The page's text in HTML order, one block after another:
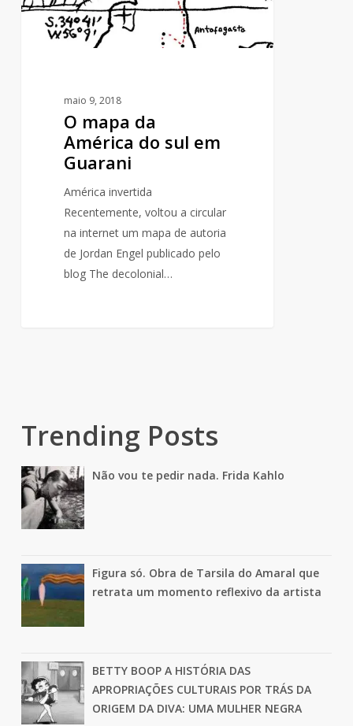
em
Guarani
maio 9, 2018
O mapa da
América do sul em
Guarani
América invertida
Recentemente, voltou a circular
na internet um mapa de autoria
de Jordan Engel publicado pelo
blog The decolonial…
Trending Posts
Não vou te pedir nada. Frida Kahlo
Figura só. Obra de Tarsila do Amaral que
retrata um momento reflexivo da artista
BETTY BOOP A HISTÓRIA DAS
APROPRIAÇÕES CULTURAIS POR TRÁS DA
ORIGEM DA DIVA: UMA MULHER NEGRA